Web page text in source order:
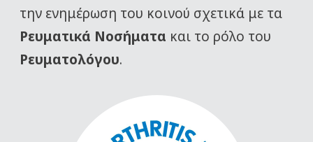
την ενημέρωση του κοινού σχετικά με τα
Ρευματικά Νοσήματα και το ρόλο του
Ρευματολόγου.